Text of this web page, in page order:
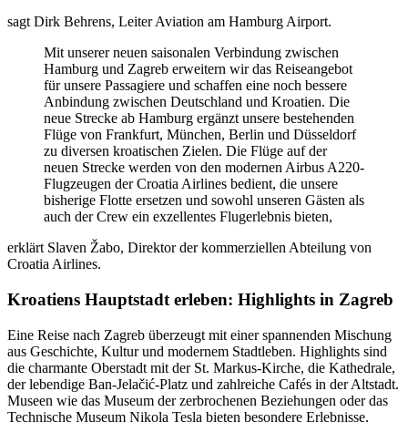
sagt Dirk Behrens, Leiter Aviation am Hamburg Airport.
Mit unserer neuen saisonalen Verbindung zwischen
Hamburg und Zagreb erweitern wir das Reiseangebot
für unsere Passagiere und schaffen eine noch bessere
Anbindung zwischen Deutschland und Kroatien. Die
neue Strecke ab Hamburg ergänzt unsere bestehenden
Flüge von Frankfurt, München, Berlin und Düsseldorf
zu diversen kroatischen Zielen. Die Flüge auf der
neuen Strecke werden von den modernen Airbus A220-
Flugzeugen der Croatia Airlines bedient, die unsere
bisherige Flotte ersetzen und sowohl unseren Gästen als
auch der Crew ein exzellentes Flugerlebnis bieten,
erklärt Slaven Žabo, Direktor der kommerziellen Abteilung von
Croatia Airlines.
Kroatiens Hauptstadt erleben: Highlights in Zagreb
Eine Reise nach Zagreb überzeugt mit einer spannenden Mischung
aus Geschichte, Kultur und modernem Stadtleben. Highlights sind
die charmante Oberstadt mit der St. Markus-Kirche, die Kathedrale,
der lebendige Ban-Jelačić-Platz und zahlreiche Cafés in der Altstadt.
Museen wie das Museum der zerbrochenen Beziehungen oder das
Technische Museum Nikola Tesla bieten besondere Erlebnisse,